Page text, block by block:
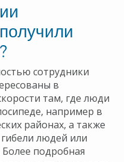
сотрудники
в
там, где люди
например в
районах, а также
гибели людей или
подробная